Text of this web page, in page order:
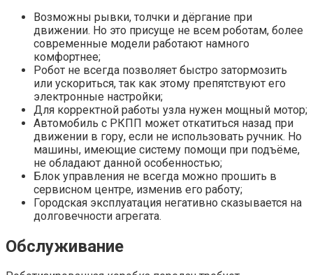
Возможны рывки, толчки и дёргание при
движении. Но это присуще не всем роботам, более
современные модели работают намного
комфортнее;
Робот не всегда позволяет быстро затормозить
или ускориться, так как этому препятствуют его
электронные настройки;
Для корректной работы узла нужен мощный мотор;
Автомобиль с РКПП может откатиться назад при
движении в гору, если не использовать ручник. Но
машины, имеющие систему помощи при подъёме,
не обладают данной особенностью;
Блок управления не всегда можно прошить в
сервисном центре, изменив его работу;
Городская эксплуатация негативно сказывается на
долговечности агрегата.
Обслуживание